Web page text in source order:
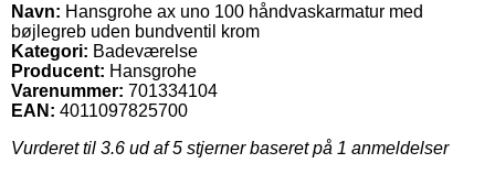
Navn: Hansgrohe ax uno 100 håndvaskarmatur med
bøjlegreb uden bundventil krom
Kategori: Badeværelse
Producent: Hansgrohe
Varenummer: 701334104
EAN: 4011097825700
Vurderet til 3.6 ud af 5 stjerner baseret på 1 anmeldelser